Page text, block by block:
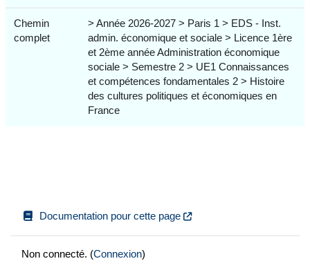
Chemin
complet
> Année 2026-2027 > Paris 1 > EDS - Inst.
admin. économique et sociale > Licence 1ère
et 2ème année Administration économique
sociale > Semestre 2 > UE1 Connaissances
et compétences fondamentales 2 > Histoire
des cultures politiques et économiques en
France
Documentation pour cette page
Non connecté. (Connexion)